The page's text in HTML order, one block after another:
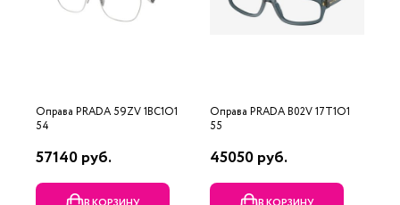
Оправа PRADA 59ZV 1BC1O1
54
57140 руб.
Оправа PRADA B02V 17T1O1
55
45050 руб.